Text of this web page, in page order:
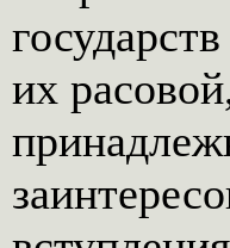
их